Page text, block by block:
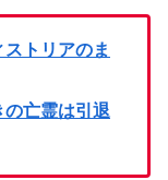
トリアのま
亡霊は引退